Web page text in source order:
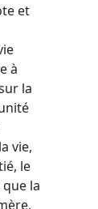
et
à
la
vie,
le
la